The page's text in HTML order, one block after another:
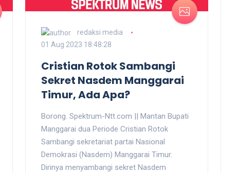
redaksi media
01 Aug 2023 18:48:28
Cristian Rotok Sambangi
Sekret Nasdem Manggarai
Timur, Ada Apa?
Borong. Spektrum-Ntt.com || Mantan Bupati
Manggarai dua Periode Cristian Rotok
Sambangi sekretariat partai Nasional
Demokrasi (Nasdem) Manggarai Timur.
Dirinya menyambangi sekret Nasdem